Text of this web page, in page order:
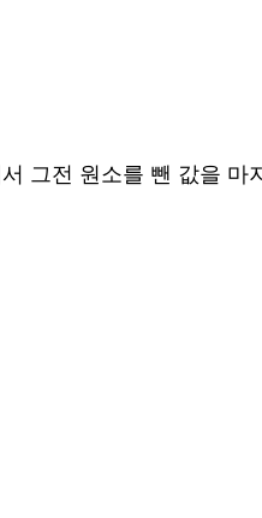
그전 원소를 뺀 값을